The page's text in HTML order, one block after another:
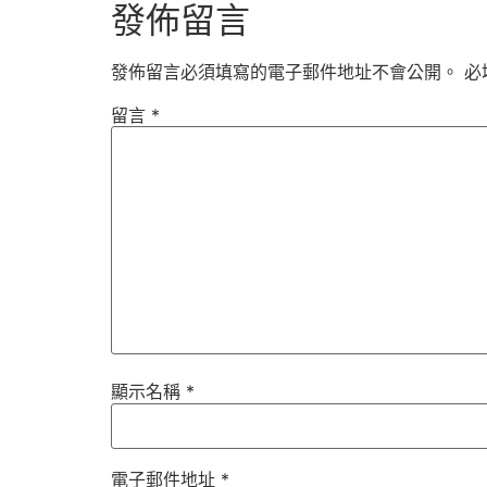
發佈留言
發佈留言必須填寫的電子郵件地址不會公開。 必
留言 *
顯示名稱 *
電子郵件地址 *